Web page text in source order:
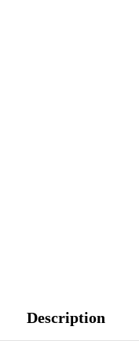
Description